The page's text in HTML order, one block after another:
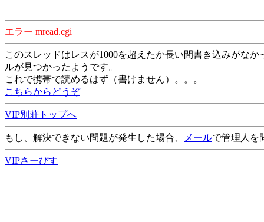
エラー mread.cgi
このスレッドはレスが1000を超えたか長い間書き込みがな
ルが見つかったようです。
これで携帯で読めるはず（書けません）。。。
こちらからどうぞ
VIP別荘トップへ
もし、解決できない問題が発生した場合、 メールで管理人を
VIPさーびす